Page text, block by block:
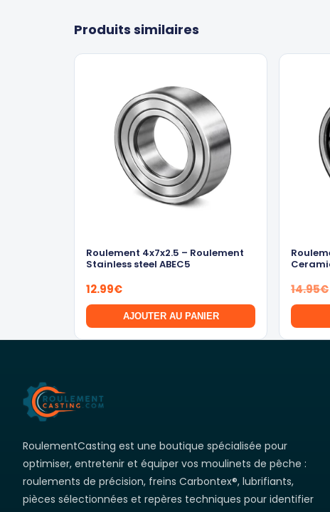
Produits similaires
Roulement 4x7x2.5 – Roulement
Stainless steel ABEC5
12.99€
AJOUTER AU PANIER
14.95€
RoulementCasting est une boutique spécialisée pour
optimiser, entretenir et équiper vos moulinets de pêche :
roulements de précision, freins Carbontex®, lubrifiants,
pièces sélectionnées et repères techniques pour identifier